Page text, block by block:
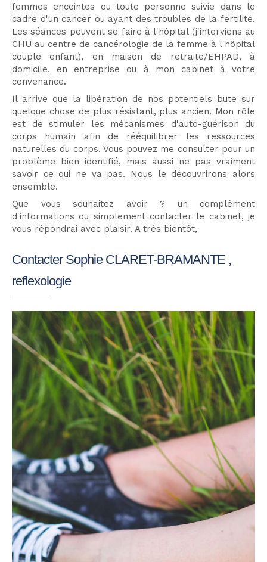
femmes enceintes ou toute personne suivie dans le
cadre d'un cancer ou ayant des troubles de la fertilité.
Les séances peuvent se faire à l'hôpital (j'interviens au
CHU au centre de cancérologie de la femme à l'hôpital
couple enfant), en maison de retraite/EHPAD, à
domicile, en entreprise ou à mon cabinet à votre
convenance.
Il arrive que la libération de nos potentiels bute sur
quelque chose de plus résistant, plus ancien. Mon rôle
est de stimuler les mécanismes d'auto-guérison du
corps humain afin de rééquilibrer les ressources
naturelles du corps. Vous pouvez me consulter pour un
problème bien identifié, mais aussi ne pas vraiment
savoir ce qui ne va pas. Nous le découvrirons alors
ensemble.
Que vous souhaitez avoir ? un complément
d'informations ou simplement contacter le cabinet, je
vous répondrai avec plaisir. A très bientôt,
Contacter Sophie CLARET-BRAMANTE ,
reflexologie